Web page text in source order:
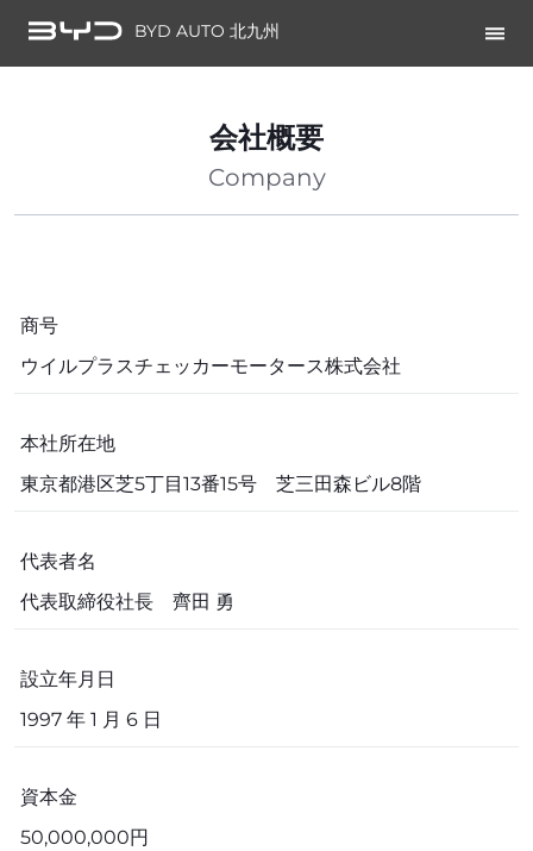
BYD AUTO 北九州
会社概要
Company
商号
ウイルプラスチェッカーモータース株式会社
本社所在地
東京都港区芝5丁目13番15号 芝三田森ビル8階
代表者名
代表取締役社長 齊田 勇
設立年月日
1997 年 1 月 6 日
資本金
50,000,000円